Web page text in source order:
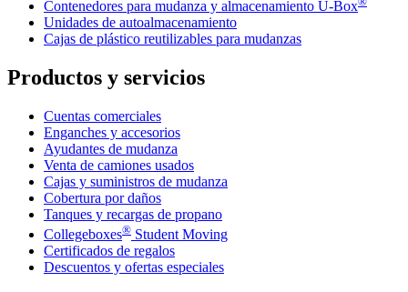
Contenedores para mudanza y almacenamiento U-Box
Unidades de autoalmacenamiento
Cajas de plástico reutilizables para mudanzas
Productos y servicios
Cuentas comerciales
Enganches y accesorios
Ayudantes de mudanza
Venta de camiones usados
Cajas y suministros de mudanza
Cobertura por daños
Tanques y recargas de propano
Collegeboxes® Student Moving
Certificados de regalos
Descuentos y ofertas especiales